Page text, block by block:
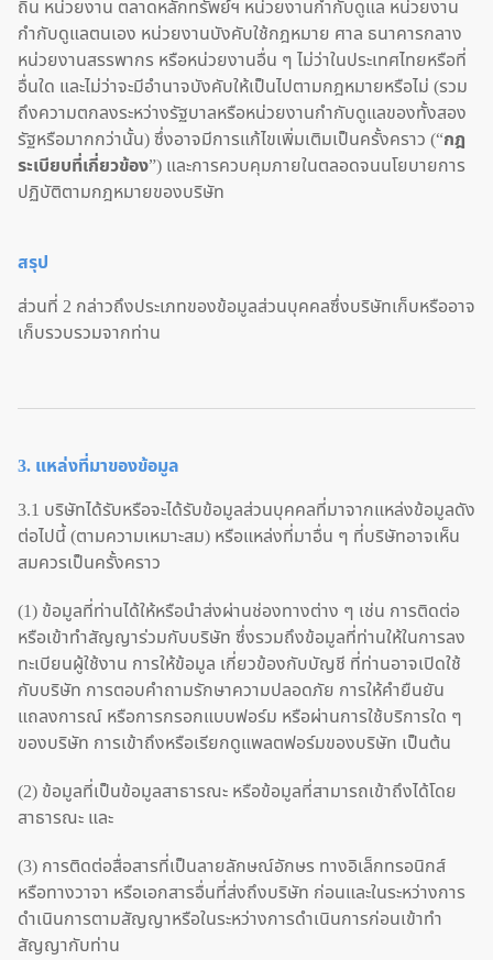
ถิ่น หน่วยงาน ตลาดหลักทรัพย์ฯ หน่วยงานกำกับดูแล หน่วยงาน
กำกับดูแลตนเอง หน่วยงานบังคับใช้กฎหมาย ศาล ธนาคารกลาง
หน่วยงานสรรพากร หรือหน่วยงานอื่น ๆ ไม่ว่าในประเทศไทยหรือที่
อื่นใด และไม่ว่าจะมีอำนาจบังคับให้เป็นไปตามกฎหมายหรือไม่ (รวม
ถึงความตกลงระหว่างรัฐบาลหรือหน่วยงานกำกับดูแลของทั้งสอง
รัฐหรือมากกว่านั้น) ซึ่งอาจมีการแก้ไขเพิ่มเติมเป็นครั้งคราว (“กฎ
ระเบียบที่เกี่ยวข้อง”) และการควบคุมภายในตลอดจนนโยบายการ
ปฏิบัติตามกฎหมายของบริษัท
สรุป
ส่วนที่ 2 กล่าวถึงประเภทของข้อมูลส่วนบุคคลซึ่งบริษัทเก็บหรืออาจ
เก็บรวบรวมจากท่าน
3. แหล่งที่มาของข้อมูล
3.1 บริษัทได้รับหรือจะได้รับข้อมูลส่วนบุคคลที่มาจากแหล่งข้อมูลดัง
ต่อไปนี้ (ตามความเหมาะสม) หรือแหล่งที่มาอื่น ๆ ที่บริษัทอาจเห็น
สมควรเป็นครั้งคราว
(1) ข้อมูลที่ท่านได้ให้หรือนำส่งผ่านช่องทางต่าง ๆ เช่น การติดต่อ
หรือเข้าทำสัญญาร่วมกับบริษัท ซึ่งรวมถึงข้อมูลที่ท่านให้ในการลง
ทะเบียนผู้ใช้งาน การให้ข้อมูล เกี่ยวข้องกับบัญชี ที่ท่านอาจเปิดใช้
กับบริษัท การตอบคำถามรักษาความปลอดภัย การให้คำยืนยัน
แถลงการณ์ หรือการกรอกแบบฟอร์ม หรือผ่านการใช้บริการใด ๆ
ของบริษัท การเข้าถึงหรือเรียกดูแพลตฟอร์มของบริษัท เป็นต้น
(2) ข้อมูลที่เป็นข้อมูลสาธารณะ หรือข้อมูลที่สามารถเข้าถึงได้โดย
สาธารณะ และ
(3) การติดต่อสื่อสารที่เป็นลายลักษณ์อักษร ทางอิเล็กทรอนิกส์
หรือทางวาจา หรือเอกสารอื่นที่ส่งถึงบริษัท ก่อนและในระหว่างการ
ดำเนินการตามสัญญาหรือในระหว่างการดำเนินการก่อนเข้าทำ
สัญญากับท่าน